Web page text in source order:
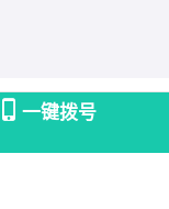
一键拨号